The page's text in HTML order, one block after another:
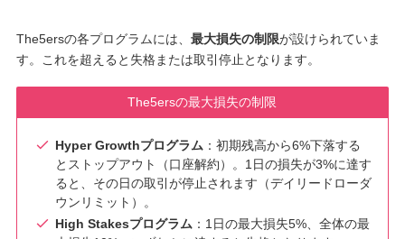
The5ersの各プログラムには、 最大損失の制限が設けられていま
す。これを超えると失格または取引停止となります。
The5ersの最大損失の制限
Hyper Growthプログラム ：初期残高から6%下落する
とストップアウト（口座解約）。1日の損失が3%に達す
ると、その日の取引が停止されます（デイリードローダ
ウンリミット）。
High Stakesプログラム：1日の最大損失5%、全体の最